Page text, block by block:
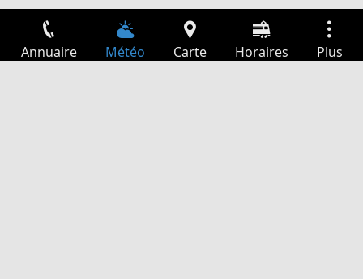
Annuaire Météo Carte Horaires Plus